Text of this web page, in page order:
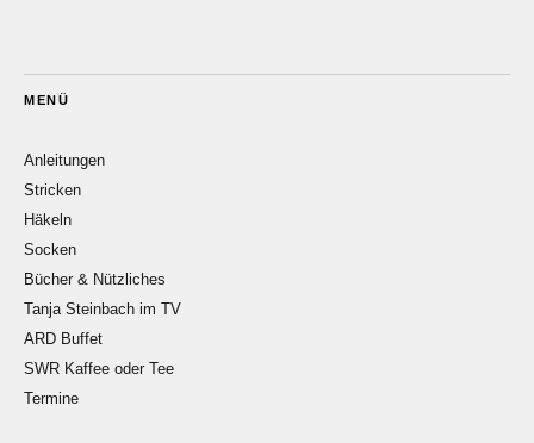
MENÜ
Anleitungen
Stricken
Häkeln
Socken
Bücher & Nützliches
Tanja Steinbach im TV
ARD Buffet
SWR Kaffee oder Tee
Termine